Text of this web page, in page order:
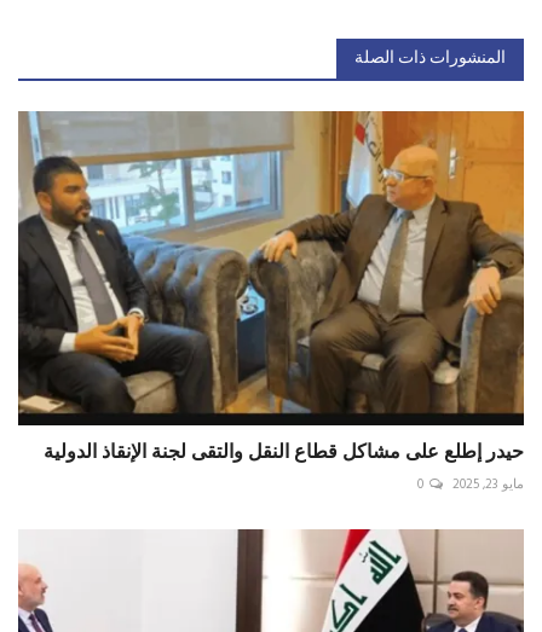
المنشورات ذات الصلة
حيدر إطلع على مشاكل قطاع النقل والتقى لجنة الإنقاذ الدولية
مايو 23, 2025 0